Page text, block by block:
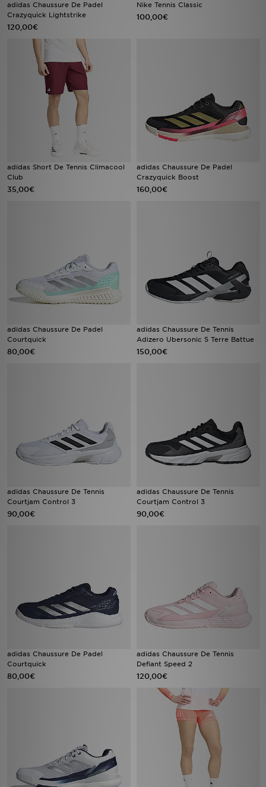
adidas Chaussure De Padel
Crazyquick Lightstrike
120,00€
Nike Tennis Classic
100,00€
adidas Short De Tennis Climacool
Club
35,00€
adidas Chaussure De Padel
Crazyquick Boost
160,00€
adidas Chaussure De Padel
Courtquick
80,00€
adidas Chaussure De Tennis
Adizero Ubersonic 5 Terre Battue
150,00€
adidas Chaussure De Tennis
Courtjam Control 3
90,00€
adidas Chaussure De Tennis
Courtjam Control 3
90,00€
adidas Chaussure De Padel
Courtquick
80,00€
adidas Chaussure De Tennis
Defiant Speed 2
120,00€